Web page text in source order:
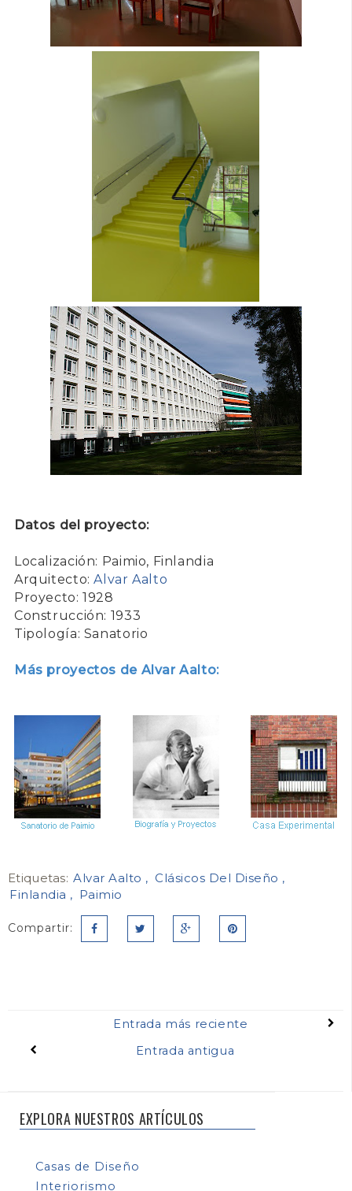
Datos del proyecto:
Localización: Paimio, Finlandia
Arquitecto:Alvar Aalto
Proyecto: 1928
Construcción: 1933
Tipología: Sanatorio
Más proyectos de Alvar Aalto:
Etiquetas: Alvar Aalto
Clásicos Del Diseño
Finlandia
Paimio
Compartir:
Entrada más reciente
Entrada antigua
EXPLORA NUESTROS ARTÍCULOS
Casas de Diseño
Interiorismo